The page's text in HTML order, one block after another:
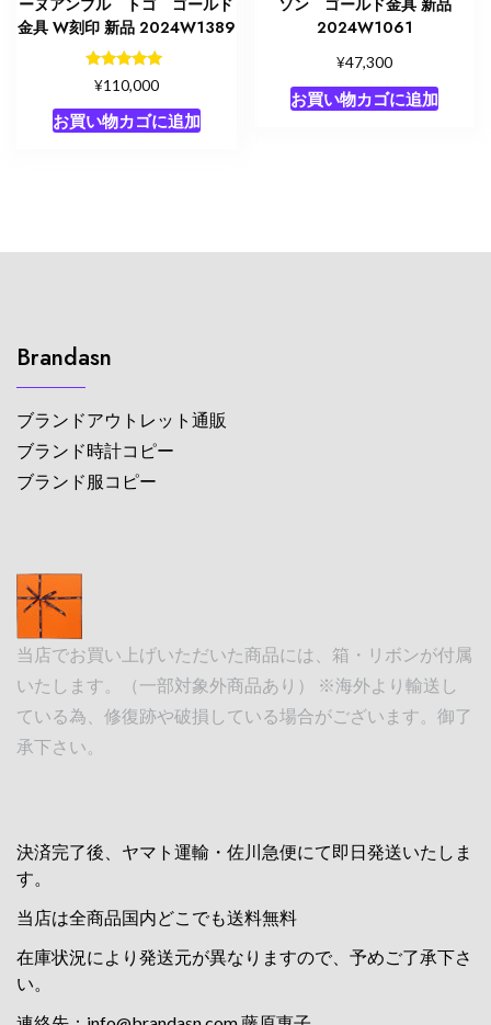
ーヌアンブル トゴ ゴールド
金具 W刻印 新品 2024W1389
5段階中
5.00
の評価
¥110,000
お買い物カゴに追加
ソン ゴールド金具 新品
2024W1061
¥47,300
お買い物カゴに追加
Brandasn
ブランドアウトレット通販
ブランド時計コピー
ブランド服コピー
当店でお買い上げいただいた商品には、箱・リボンが付属
いたします。（一部対象外商品あり） ※海外より輸送し
ている為、修復跡や破損している場合がございます。御了
承下さい。
決済完了後、ヤマト運輸・佐川急便にて即日発送いたしま
す。
当店は全商品国内どこでも送料無料
在庫状況により発送元が異なりますので、予めご了承下さ
い。